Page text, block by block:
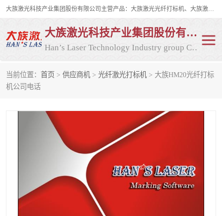
大族激光科技产业集团股份有限公司主营产品：大族激光光纤打标机、大族激光紫外打标机等，大族激光研发实力雄厚，公司拥有数百人的研发队伍，目前具有多项国际发明和国内、计算机软件着作权，多项核心技术处于国际成员之一水平，是世界上仅有的几家拥有"紫外激光"的公司之一。
大族激光科技产业集团股份有限公司
Han’s Laser Technology Industry group Co., Ltd
当前位置： 首页 > 供应商机 > 光纤激光打标机 > 大族HM20光纤打标
机公司电话
激光打标机
光纤激光打标机 CO2打标机
CO2激光打标机 大族激光光纤打标机
大族激光紫外打标机
二氧化碳打标机